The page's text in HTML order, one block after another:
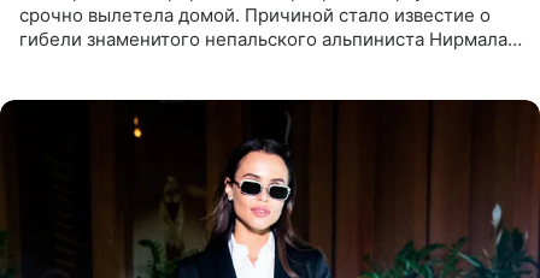
срочно вылетела домой. Причиной стало известие о
гибели знаменитого непальского альпиниста Нирмала